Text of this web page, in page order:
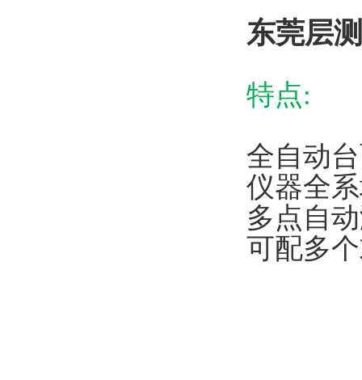
东莞层
特点:
全自动
仪器全
多点自
可配多